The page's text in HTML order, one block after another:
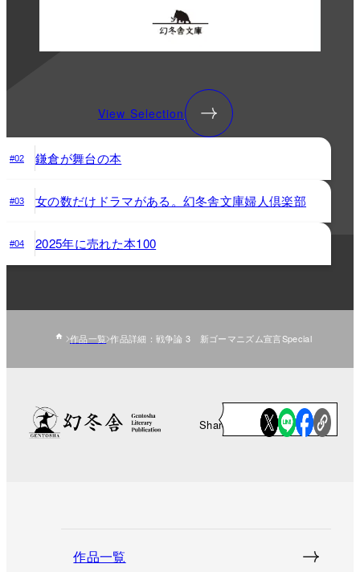
View Selection
#02 鎌倉が舞台の本
#03 女の数だけドラマがある。幻冬舎文庫婦人倶楽部
#04 2025年に売れた本100
作品一覧 作品詳細：戦争論 3 新ゴーマニズム宣言Special
Share
作品一覧